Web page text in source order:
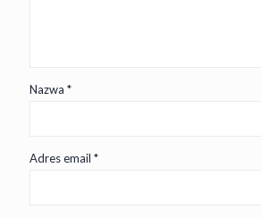
Nazwa *
Adres email *